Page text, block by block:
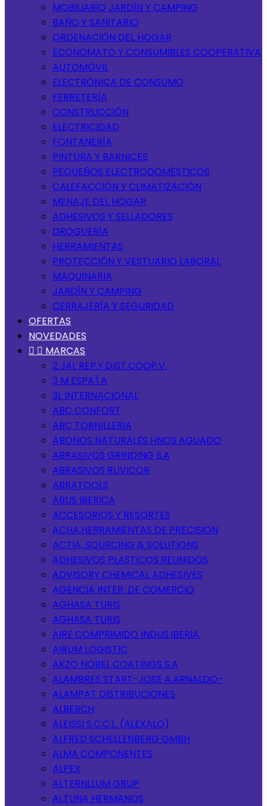
MOBILIARIO JARDÍN Y CAMPING
BAÑO Y SANITARIO
ORDENACIÓN DEL HOGAR
ECONOMATO Y CONSUMIBLES COOPERATIVA
AUTOMÓVIL
ELECTRÓNICA DE CONSUMO
FERRETERÍA
CONSTRUCCIÓN
ELECTRICIDAD
FONTANERÍA
PINTURA Y BARNICES
PEQUEÑOS ELECTRODOMÉSTICOS
CALEFACCIÓN Y CLIMATIZACIÓN
MENAJE DEL HOGAR
ADHESIVOS Y SELLADORES
DROGUERÍA
HERRAMIENTAS
PROTECCIÓN Y VESTUARIO LABORAL
MAQUINARIA
JARDÍN Y CAMPING
CERRAJERÍA Y SEGURIDAD
OFERTAS
NOVEDADES
  MARCAS
2 JAL REP.Y DIST.COOP.V.
3 M ESPA\A
3L INTERNACIONAL
ABC CONFORT
ABC TORNILLERIA
ABONOS NATURALES HNOS AGUADO
ABRASIVOS GRINDING S.A
ABRASIVOS RUVICOR
ABRATOOLS
ABUS IBERICA
ACCESORIOS Y RESORTES
ACHA,HERRAMIENTAS DE PRECISION
ACTIA, SOURCING & SOLUTIONS
ADHESIVOS PLASTICOS REUNIDOS
ADVISORY CHEMICAL ADHESIVES
AGENCIA INTER. DE COMERCIO
AGHASA TURIS
AGHASA TURIS
AIRE COMPRIMIDO INDUS.IBERIA.
AIRUM LOGISTIC
AKZO NOBEL COATINGS S.A
ALAMBRES START-JOSE A.ARNALDO-
ALAMPAT DISTRIBUCIONES
ALBERCH
ALEISSI S.C.C.L. (ALEXALO)
ALFRED SCHELLENBERG GMBH
ALMA COMPONENTES
ALPEX
ALTERNLLUM GRUP
ALTUNA HERMANOS